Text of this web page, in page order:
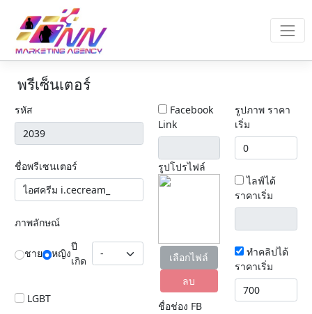
พรีเซ็นเตอร์
รหัส
ชื่อพรีเซนเตอร์
ภาพลักษณ์
ชาย หญิง
ปี
เกิด
LGBT
Facebook
Link
รูปโปรไฟล์
เลือกไฟล์
ลบ
ชื่อช่อง FB
รูปภาพ ราคา
เริ่ม
ไลฟ์ได้
ราคาเริ่ม
ทำคลิปได้
ราคาเริ่ม